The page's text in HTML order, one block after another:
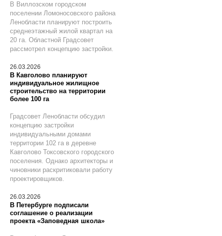
В Виллозском городском
поселении Ломоносовского района
Ленобласти планируют построить
среднеэтажный жилой квартал на
20 га. Областной Градсовет
рассмотрел концепцию застройки.
26.03.2026
В Кавголово планируют
индивидуальное жилищное
строительство на территории
более 100 га
Градсовет Ленобласти обсудил
концепцию застройки
индивидуальными домами
территории 102 га в деревне
Кавголово Токсовского городского
поселения. Однако архитекторы и
чиновники раскритиковали работу
проектировщиков.
26.03.2026
В Петербурге подписали
соглашение о реализации
проекта «Заповедная школа»